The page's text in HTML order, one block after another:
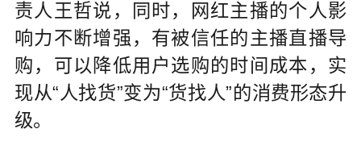
责人王哲说，同时，网红主播的个人影
响力不断增强，有被信任的主播直播导
购，可以降低用户选购的时间成本，实
现从“人找货”变为“货找人”的消费形态升
级。